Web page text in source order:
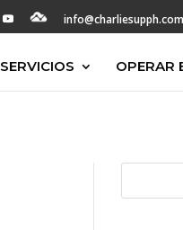
info@charliesupph.com
SERVICIOS OPERAR